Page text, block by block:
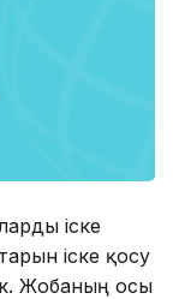
іске
іске қосу
Жобаның осы